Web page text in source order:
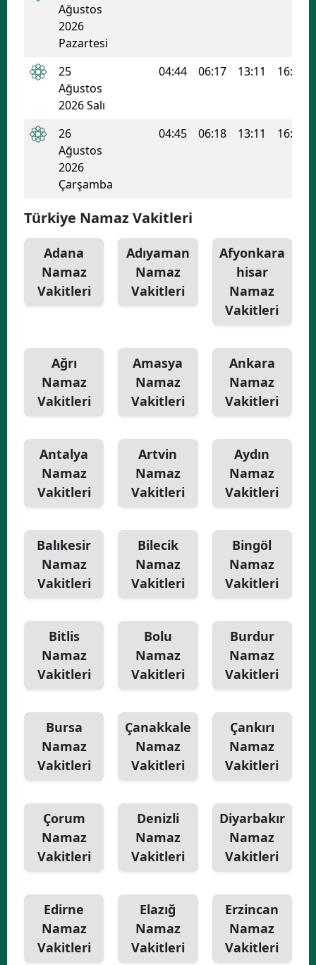
Ağustos
2026
Pazartesi
25
Ağustos
2026 Salı
04:44 06:17 13:11 16:56
26
Ağustos
2026
Çarşamba
04:45 06:18 13:11 16:55
Türkiye Namaz Vakitleri
Adana
Namaz
Vakitleri
Adıyaman
Namaz
Vakitleri
Afyonkara
hisar
Namaz
Vakitleri
Ağrı
Namaz
Vakitleri
Amasya
Namaz
Vakitleri
Ankara
Namaz
Vakitleri
Antalya
Namaz
Vakitleri
Artvin
Namaz
Vakitleri
Aydın
Namaz
Vakitleri
Balıkesir
Namaz
Vakitleri
Bilecik
Namaz
Vakitleri
Bingöl
Namaz
Vakitleri
Bitlis
Namaz
Vakitleri
Bolu
Namaz
Vakitleri
Burdur
Namaz
Vakitleri
Bursa
Namaz
Vakitleri
Çanakkale
Namaz
Vakitleri
Çankırı
Namaz
Vakitleri
Çorum
Namaz
Vakitleri
Denizli
Namaz
Vakitleri
Diyarbakır
Namaz
Vakitleri
Edirne
Namaz
Vakitleri
Elazığ
Namaz
Vakitleri
Erzincan
Namaz
Vakitleri